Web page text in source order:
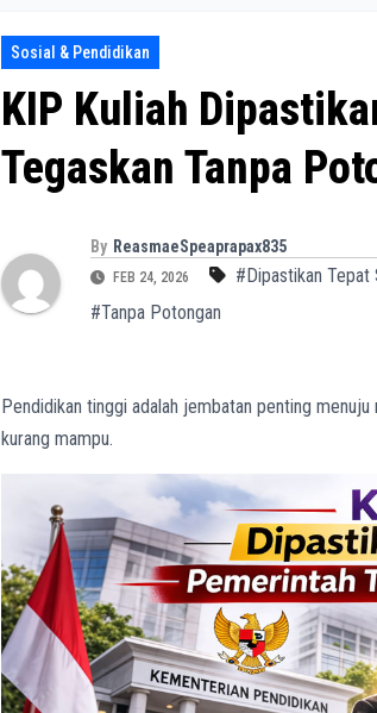
Sosial & Pendidikan
KIP Kuliah
Tegaskan Tanpa
By ReasmaeSpeaprapax835
FEB 24, 2026 #Dipastikan Tepat
#Tanpa Potongan
Pendidikan tinggi adalah jembatan penting
kurang mampu.